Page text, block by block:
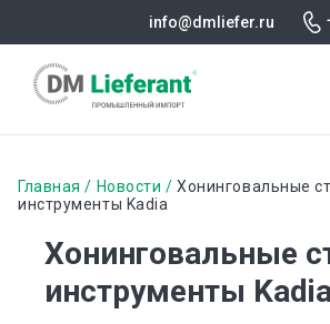
основному
info@dmliefer.ru
Строка
навигации
Главная Новости
Хонинговальные
инструменты Kadia
Хонинговальные
инструменты